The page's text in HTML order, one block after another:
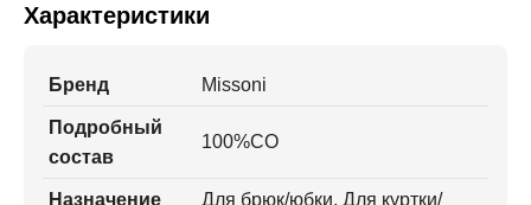
Характеристики
Бренд Missoni
Подробный
состав
100%CO
Назначение
Для брюк/юбки, Для куртки/